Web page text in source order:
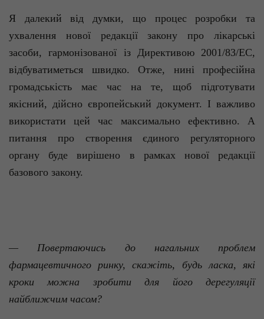
Я далекий від думки, що процес розробки та
ухвалення нової редакції закону про лікарські
засоби, гармонізованої із Директивою 2001/83/ЕС,
відбуватиметься швидко. Отже, нині професійна
громадськість має час на те, щоб підготувати
якісний, дійсно європейський документ. І важливо
використати цей час максимально ефективно. А
питання про створення єдиного регуляторного
органу буде вирішено в рамках нової редакції
базового закону.
— Повертаючись до нагальних проблем
фармацевтичного ринку, скажіть, будь ласка, які
кроки можна зробити для його дерегуляції
найближчим часом?